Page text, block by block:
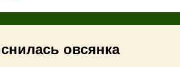
овсянка